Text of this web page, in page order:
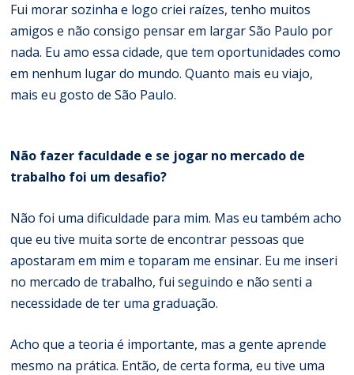
Fui morar sozinha e logo criei raízes, tenho muitos
amigos e não consigo pensar em largar São Paulo por
nada. Eu amo essa cidade, que tem oportunidades como
em nenhum lugar do mundo. Quanto mais eu viajo,
mais eu gosto de São Paulo.
Não fazer faculdade e se jogar no mercado de
trabalho foi um desafio?
Não foi uma dificuldade para mim. Mas eu também acho
que eu tive muita sorte de encontrar pessoas que
apostaram em mim e toparam me ensinar. Eu me inseri
no mercado de trabalho, fui seguindo e não senti a
necessidade de ter uma graduação.
Acho que a teoria é importante, mas a gente aprende
mesmo na prática. Então, de certa forma, eu tive uma